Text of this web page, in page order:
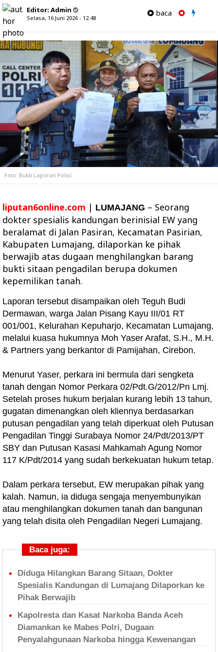
Editor: Admin
Selasa, 16 Juni 2026 - 12.48
baca
Foto: Bukti Laporan Polisi
liputan6online.com | LUMAJANG – Seorang
dokter spesialis kandungan berinisial EW yang
beralamat di Jalan Pasiran, Kecamatan Pasirian,
Kabupaten Lumajang, dilaporkan ke pihak
berwajib atas dugaan menghilangkan barang
bukti sitaan pengadilan berupa dokumen
kepemilikan tanah.
Laporan tersebut disampaikan oleh Teguh Budi
Dermawan, warga Jalan Pisang Kayu III/01 RT
001/001, Kelurahan Kepuharjo, Kecamatan Lumajang,
melalui kuasa hukumnya Moh Yaser Arafat, S.H., M.H.
& Partners yang berkantor di Pamijahan, Cirebon.
Menurut Yaser, perkara ini bermula dari sengketa
tanah dengan Nomor Perkara 02/Pdt.G/2012/Pn Lmj.
Setelah proses hukum berjalan kurang lebih 13 tahun,
gugatan dimenangkan oleh kliennya berdasarkan
putusan pengadilan yang telah diperkuat oleh Putusan
Pengadilan Tinggi Surabaya Nomor 24/Pdt/2013/PT
SBY dan Putusan Kasasi Mahkamah Agung Nomor
117 K/Pdt/2014 yang sudah berkekuatan hukum tetap.
Dalam perkara tersebut, EW merupakan pihak yang
kalah. Namun, ia diduga sengaja menyembunyikan
atau menghilangkan dokumen tanah dan bangunan
yang telah disita oleh Pengadilan Negeri Lumajang.
Baca juga:
Diduga Hilangkan Barang Sitaan, Dokter
Spesialis Kandungan di Lumajang Dilaporkan ke
Pihak Berwajib
Kapolresta dan Kasat Narkoba Banda Aceh
Diamankan ke Mabes Polri, Dugaan
Penyalahgunaan Narkoba hingga Kewenangan